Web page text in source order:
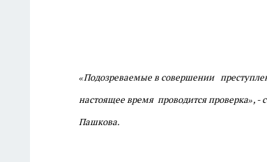
«Подозреваемые в совершении
настоящее время проводится проверка»,
Пашкова.